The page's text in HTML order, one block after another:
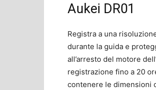
Aukei DR01
Registra a una
durante la guida e
all’arresto del motore
registrazione fino a 20
contenere le dimensioni